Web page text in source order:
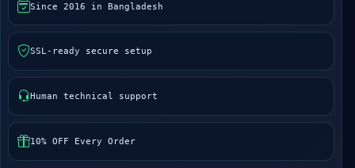
Since 2016 in Bangladesh
SSL-ready secure setup
Human technical support
10% OFF Every Order